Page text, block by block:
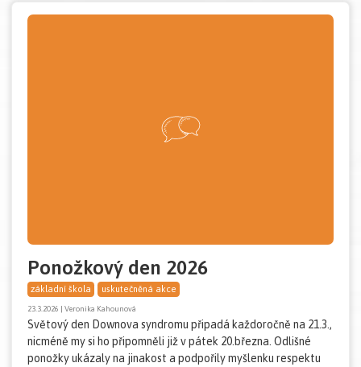
Ponožkový den 2026
základní škola uskutečněná akce
23.3.2026 | Veronika Kahounová
Světový den Downova syndromu připadá každoročně na 21.3.,
nicméně my si ho připomněli již v pátek 20.března. Odlišné
ponožky ukázaly na jinakost a podpořily myšlenku respektu